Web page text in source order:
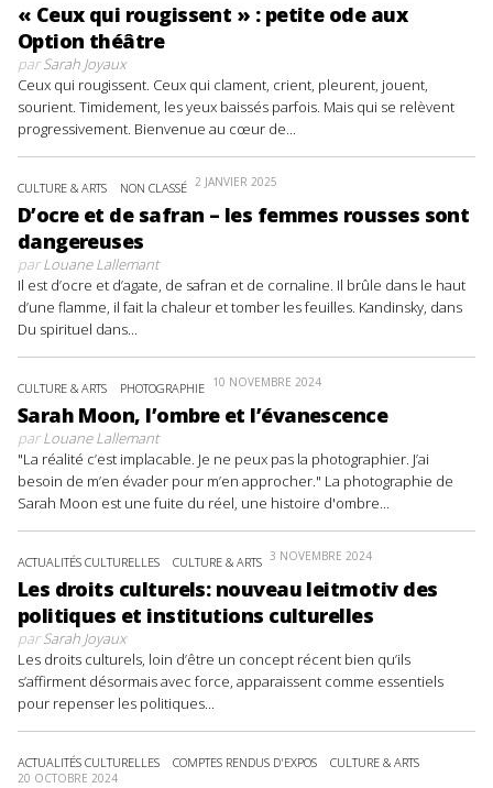
« Ceux qui rougissent » : petite ode aux
Option théâtre
parSarah Joyaux
Ceux qui rougissent. Ceux qui clament, crient, pleurent, jouent,
sourient. Timidement, les yeux baissés parfois. Mais qui se relèvent
progressivement. Bienvenue au cœur de...
CULTURE & ARTS NON CLASSÉ 2 JANVIER 2025
D’ocre et de safran – les femmes rousses sont
dangereuses
parLouane Lallemant
Il est d’ocre et d’agate, de safran et de cornaline. Il brûle dans le haut
d’une flamme, il fait la chaleur et tomber les feuilles. Kandinsky, dans
Du spirituel dans...
CULTURE & ARTS PHOTOGRAPHIE 10 NOVEMBRE 2024
Sarah Moon, l’ombre et l’évanescence
parLouane Lallemant
"La réalité c’est implacable. Je ne peux pas la photographier. J’ai
besoin de m’en évader pour m’en approcher." La photographie de
Sarah Moon est une fuite du réel, une histoire d'ombre...
ACTUALITÉS CULTURELLES CULTURE & ARTS 3 NOVEMBRE 2024
Les droits culturels: nouveau leitmotiv des
politiques et institutions culturelles
parSarah Joyaux
Les droits culturels, loin d’être un concept récent bien qu’ils
s’affirment désormais avec force, apparaissent comme essentiels
pour repenser les politiques...
ACTUALITÉS CULTURELLES COMPTES RENDUS D'EXPOS CULTURE & ARTS
20 OCTOBRE 2024